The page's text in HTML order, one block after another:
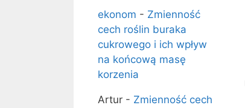
ekonom - Zmienność
cech roślin buraka
cukrowego i ich wpływ
na końcową masę
korzenia
Artur - Zmienność cech